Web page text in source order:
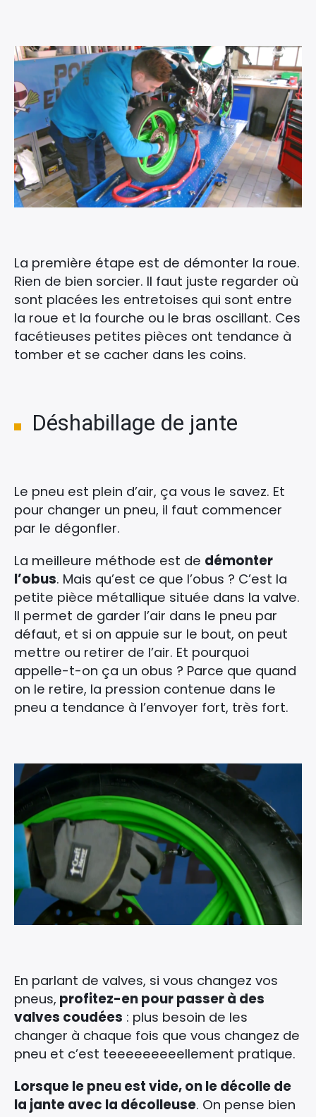
La première étape est de démonter la roue.
Rien de bien sorcier. Il faut juste regarder où
sont placées les entretoises qui sont entre
la roue et la fourche ou le bras oscillant. Ces
facétieuses petites pièces ont tendance à
tomber et se cacher dans les coins.
Déshabillage de jante
Le pneu est plein d’air, ça vous le savez. Et
pour changer un pneu, il faut commencer
par le dégonfler.
La meilleure méthode est de démonter
l’obus. Mais qu’est ce que l’obus ? C’est la
petite pièce métallique située dans la valve.
Il permet de garder l’air dans le pneu par
défaut, et si on appuie sur le bout, on peut
mettre ou retirer de l’air. Et pourquoi
appelle-t-on ça un obus ? Parce que quand
on le retire, la pression contenue dans le
pneu a tendance à l’envoyer fort, très fort.
En parlant de valves, si vous changez vos
pneus, profitez-en pour passer à des
valves coudées : plus besoin de les
changer à chaque fois que vous changez de
pneu et c’est teeeeeeeeellement pratique.
Lorsque le pneu est vide, on le décolle de
la jante avec la décolleuse. On pense bien